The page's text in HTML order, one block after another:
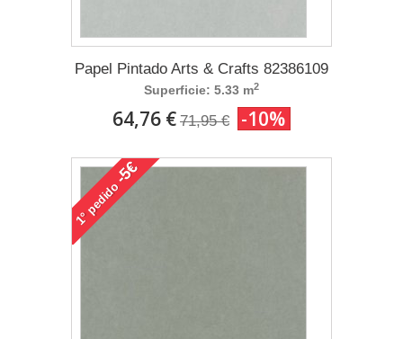
Papel Pintado Arts & Crafts 82386109
Superficie: 5.33 m2
64,76 € 71,95 € -10%
1°
pedido
-5€